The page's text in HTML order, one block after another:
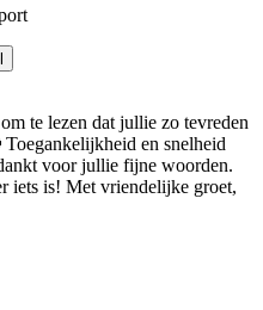
te lezen dat jullie zo tevreden
en snelheid
voor jullie fijne woorden.
iets is! Met vriendelijke groet,